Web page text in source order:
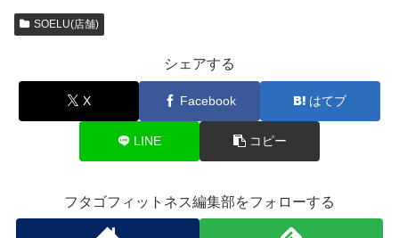
SOELU(店舗)
シェアする
X Facebook はてブ
LINE コピー
フタゴフィットネス編集部をフォローする